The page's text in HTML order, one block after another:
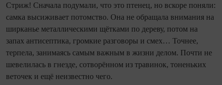
Стриж! Сначала подумали, что это птенец, но вскоре поняли:
самка высиживает потомство. Она не обращала внимания на
ширканье металлическими щётками по дереву, потом на
запах антисептика, громкие разговоры и смех… Точнее,
терпела, занимаясь самым важным в жизни делом. Почти не
шевелилась в гнезде, сотворённом из травинок, тоненьких
веточек и ещё неизвестно чего.